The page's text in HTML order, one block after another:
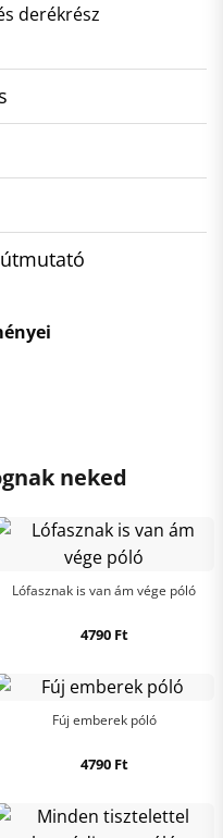
derékrész
neked
Lófasznak is van ám vége póló
4790 Ft
Fúj emberek póló
4790 Ft